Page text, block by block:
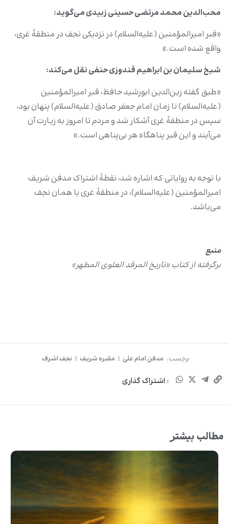
محب‌الدین محمد مرتضی حسینی زبیدی می‌گوید:
«قبر امیرالمؤمنین (علیه‌السلام) در نزدیکی نجف در منطقۀ غری،
واقع شده است.»
شیخ سلیمان بن ابراهیم قندوزی حنفی نقل می‌کند:
«طبق گفته زین‌الدین ابورشید حافظ، قبر امیرالمؤمنین
(علیه‌السلام) تا زمان امام جعفر صادق (علیه‌السلام) پنهان بود،
سپس در منطقۀ غری آشکار شد و مردم تا امروز به زیارت آن
می‌آیند و این قبر پناهگاه هر بی‌پناهی است.»
با توجه به روایاتی که اشاره شد، نقطۀ اشتراک مدفن شریف
امیرالمؤمنین (علیه‌السلام)، در منطقۀ غری یا همان نجف
می‌باشد.
منبع
برگرفته از کتاب «تاریخ المرقد العلوی المطهر»
برچسب: مدفن امام علی | مقبره شریف | نجف اشرف
: اشتراک گذاری
مطالب بیشتر